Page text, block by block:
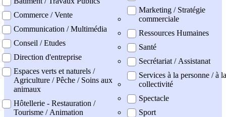
Commerce / Vente
Communication / Multimédia
Conseil / Etudes
Direction d'entreprise
Espaces verts et naturels /
Agriculture / Pêche / Soins aux
animaux
Hôtellerie - Restauration /
Tourisme / Animation
Marketing / Stratégie
commerciale
Ressources Humaines
Santé
Secrétariat / Assistanat
Services à la personne / à la
collectivité
Spectacle
Sport